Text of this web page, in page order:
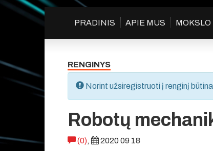
PRADINIS APIE MUS
RENGINYS
Norint užsiregistruoti į renginį būtina
Robotų
(0), 2020 09 18